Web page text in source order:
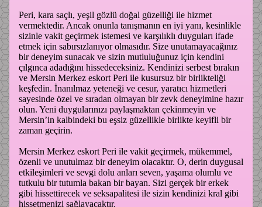
Peri, kara saçlı, yeşil gözlü doğal güzelliği ile hizmet
vermektedir. Ancak onunla tanışmanın en iyi yanı, kesinlikle
sizinle vakit geçirmek istemesi ve karşılıklı duyguları ifade
etmek için sabırsızlanıyor olmasıdır. Size unutamayacağınız
bir deneyim sunacak ve sizin mutluluğunuz için kendini
çılgınca adadığını hissedeceksiniz. Kendinizi serbest bırakın
ve Mersin Merkez eskort Peri ile kusursuz bir birlikteliği
keşfedin. İnanılmaz yeteneği ve cesur, yaratıcı hizmetleri
sayesinde özel ve sıradan olmayan bir zevk deneyimine hazır
olun. Yeni duygularınızı paylaşmaktan çekinmeyin ve
Mersin’in kalbindeki bu eşsiz güzellikle birlikte keyifli bir
zaman geçirin.
Mersin Merkez eskort Peri ile vakit geçirmek, mükemmel,
özenli ve unutulmaz bir deneyim olacaktır. O, derin duygusal
etkileşimleri ve sevgi dolu anları seven, yaşama olumlu ve
tutkulu bir tutumla bakan bir bayan. Sizi gerçek bir erkek
gibi hissettirecek ve seksapalitesi ile sizin kendinizi kral gibi
hissetmenizi sağlayacaktır.